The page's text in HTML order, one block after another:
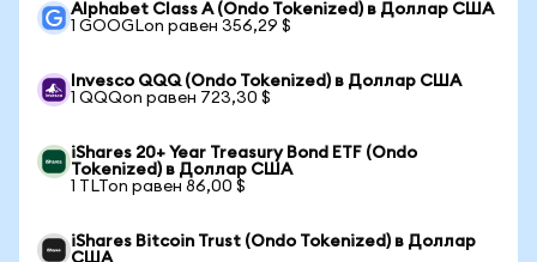
Alphabet Class A (Ondo Tokenized) в Доллар США
1 GOOGLon равен 356,29 $
Invesco QQQ (Ondo Tokenized) в Доллар США
1 QQQon равен 723,30 $
iShares 20+ Year Treasury Bond ETF (Ondo
Tokenized) в Доллар США
1 TLTon равен 86,00 $
iShares Bitcoin Trust (Ondo Tokenized) в Доллар
США